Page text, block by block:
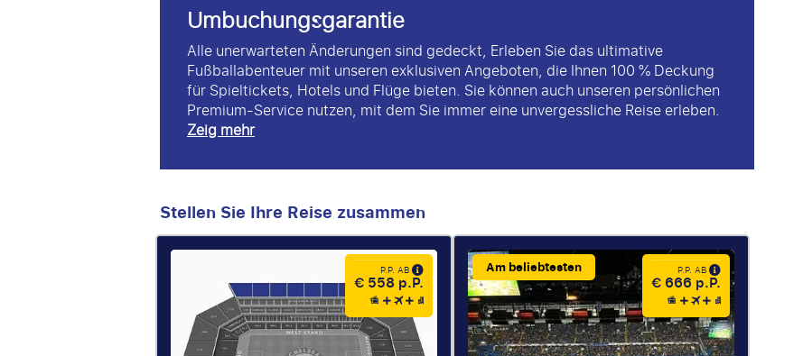
Umbuchungsgarantie
Alle unerwarteten Änderungen sind gedeckt, Erleben Sie das ultimative
Fußballabenteuer mit unseren exklusiven Angeboten, die Ihnen 100 % Deckung
für Spieltickets, Hotels und Flüge bieten. Sie können auch unseren persönlichen
Premium-Service nutzen, mit dem Sie immer eine unvergessliche Reise erleben.
Zeig mehr
Stellen Sie Ihre Reise zusammen
P.P. AB
€ 558 p.P.
Am beliebtesten P.P. AB
€ 666 p.P.